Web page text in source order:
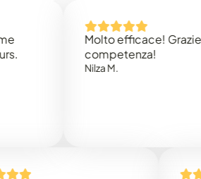
Molto efficace! Grazie per la
competenza!
Nilza M.